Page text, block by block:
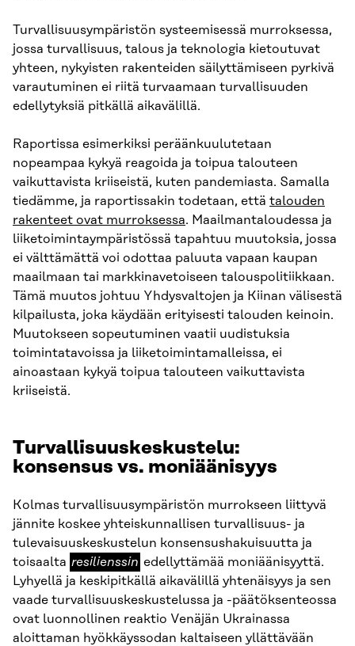
Turvallisuusympäristön systeemisessä murroksessa,
jossa turvallisuus, talous ja teknologia kietoutuvat
yhteen, nykyisten rakenteiden säilyttämiseen pyrkivä
varautuminen ei riitä turvaamaan turvallisuuden
edellytyksiä pitkällä aikavälillä.
Raportissa esimerkiksi peräänkuulutetaan
nopeampaa kykyä reagoida ja toipua talouteen
vaikuttavista kriiseistä, kuten pandemiasta. Samalla
tiedämme, ja raportissakin todetaan, että talouden
rakenteet ovat murroksessa. Maailmantaloudessa ja
liiketoimintaympäristössä tapahtuu muutoksia, jossa
ei välttämättä voi odottaa paluuta vapaan kaupan
maailmaan tai markkinavetoiseen talouspolitiikkaan.
Tämä muutos johtuu Yhdysvaltojen ja Kiinan välisestä
kilpailusta, joka käydään erityisesti talouden keinoin.
Muutokseen sopeutuminen vaatii uudistuksia
toimintatavoissa ja liiketoimintamalleissa, ei
ainoastaan kykyä toipua talouteen vaikuttavista
kriiseistä.
Turvallisuuskeskustelu:
konsensus vs. moniäänisyys
Kolmas turvallisuusympäristön murrokseen liittyvä
jännite koskee yhteiskunnallisen turvallisuus- ja
tulevaisuuskeskustelun konsensushakuisuutta ja
toisaalta resilienssin
resilienssin edellyttämää moniäänisyyttä.
Lyhyellä ja keskipitkällä aikavälillä yhtenäisyys ja sen
vaade turvallisuuskeskustelussa ja -päätöksenteossa
ovat luonnollinen reaktio Venäjän Ukrainassa
aloittaman hyökkäyssodan kaltaiseen yllättävään